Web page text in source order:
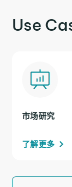
Use
市场研究
了解更多